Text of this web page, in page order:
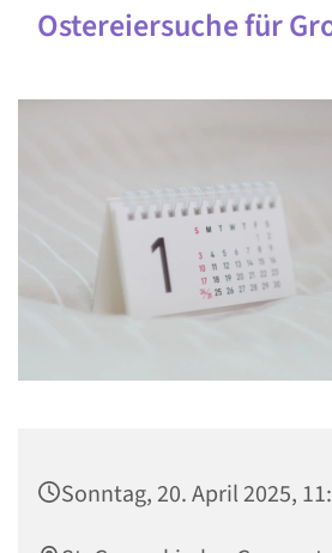
Ostereiersuche für
Sonntag, 20. April 2025,